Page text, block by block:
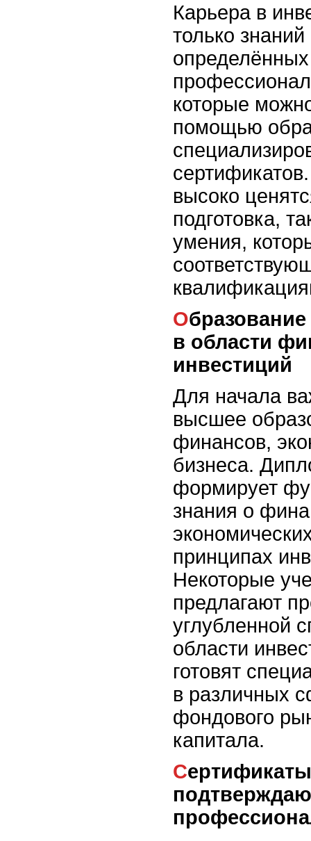
Карьера в
только
определённых
которые
помощью
высоко
подготовка,
умения,
Образование для специалистов
в области
инвестиций
Для начала
высшее
финансов,
бизнеса.
формирует
знания о
принципах
Некоторые
предлагают
углубленной
области
готовят
в различных
фондового
капитала.
Сертификаты,